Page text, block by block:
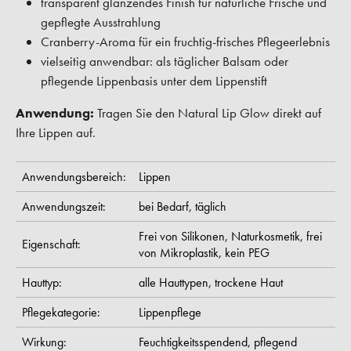
gepflegte Ausstrahlung
Cranberry-Aroma für ein fruchtig-frisches Pflegeerlebnis
vielseitig anwendbar: als täglicher Balsam oder
pflegende Lippenbasis unter dem Lippenstift
Anwendung: Tragen Sie den Natural Lip Glow direkt auf
Ihre Lippen auf.
Anwendungsbereich:
Lippen
Anwendungszeit:
bei Bedarf, täglich
Eigenschaft: Frei von Silikonen, Naturkosmetik, frei
von Mikroplastik, kein PEG
Hauttyp:
alle Hauttypen, trockene Haut
Pflegekategorie:
Lippenpflege
Wirkung:
Feuchtigkeitsspendend, pflegend